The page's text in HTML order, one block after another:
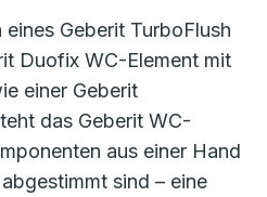
Geberit TurboFlush
Duofix WC-Element mit
einer Geberit
das Geberit WC-
aus einer Hand
sind – eine